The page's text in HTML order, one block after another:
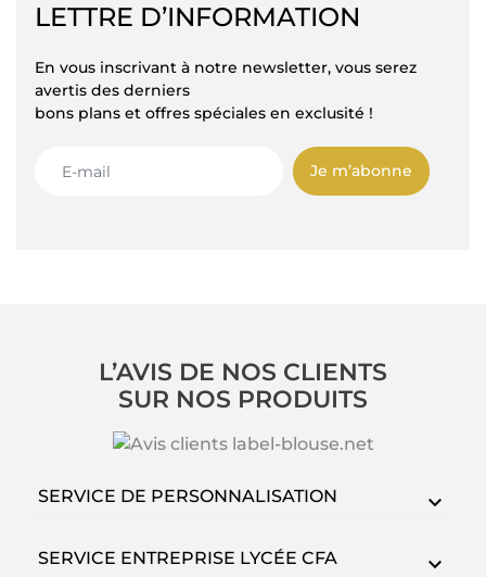
LETTRE D’INFORMATION
En vous inscrivant à notre newsletter, vous serez
avertis des derniers
bons plans et offres spéciales en exclusité !
Je m’abonne
L’AVIS DE NOS CLIENTS
SUR NOS PRODUITS
SERVICE DE PERSONNALISATION
SERVICE ENTREPRISE LYCÉE CFA